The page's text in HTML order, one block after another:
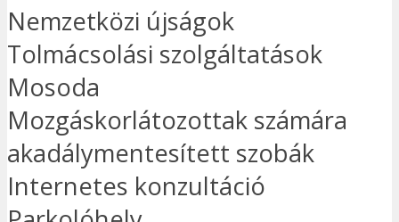
Nemzetközi újságok
Tolmácsolási szolgáltatások
Mosoda
Mozgáskorlátozottak számára
akadálymentesített szobák
Internetes konzultáció